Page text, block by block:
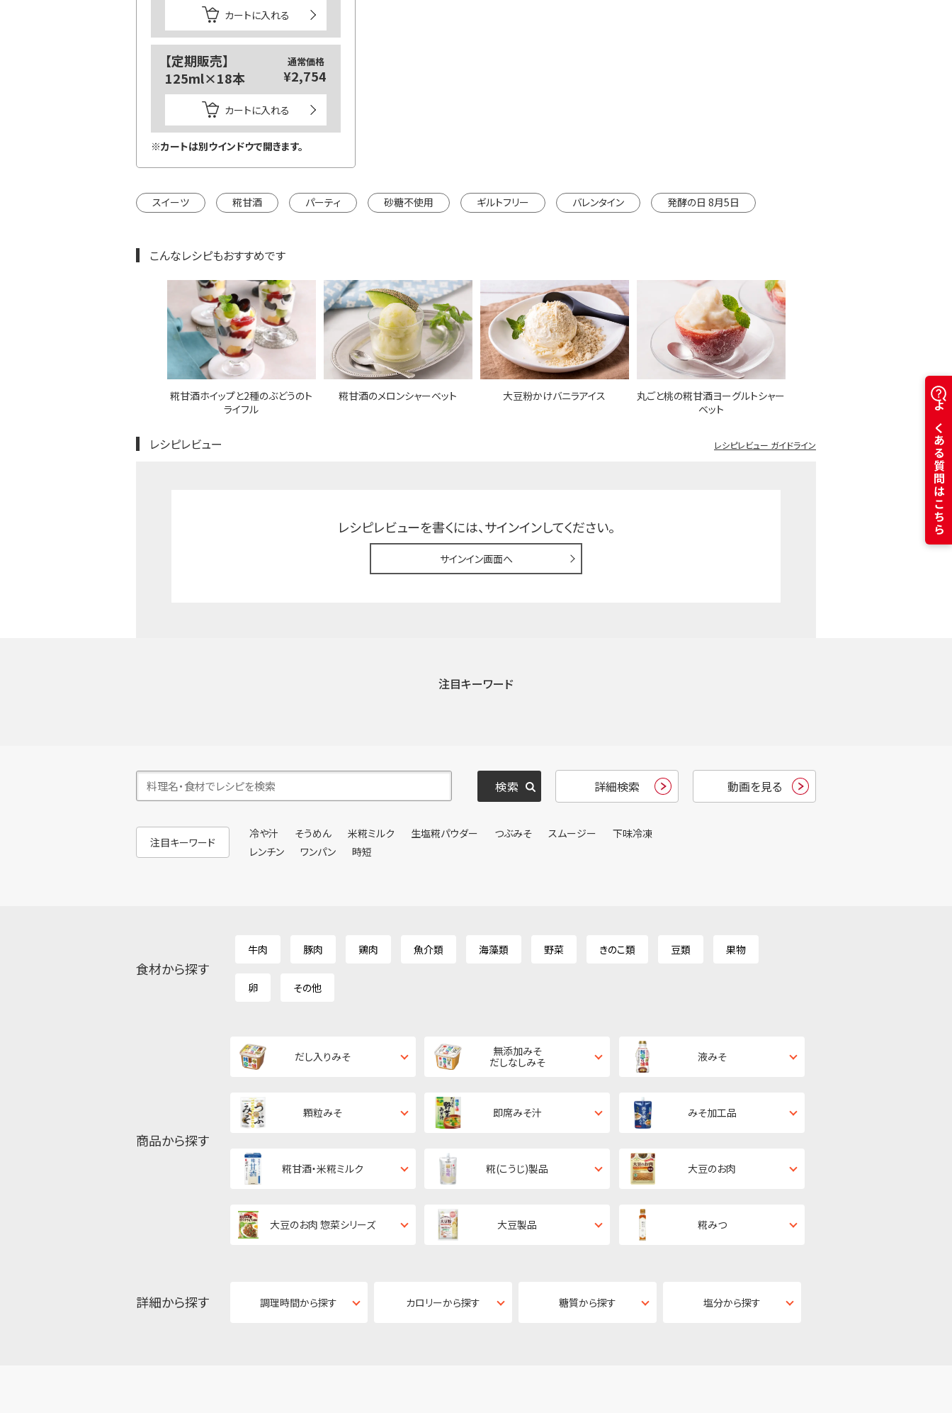
カートに入れる
【定期販売】
125ml×18本
通常価格
¥2,754
カートに入れる
※カートは別ウインドウで開きます。
スイーツ 糀甘酒 パーティ 砂糖不使用 ギルトフリー バレンタイン 発酵の日 8月5日
こんなレシピもおすすめです
糀甘酒ホイップと2種のぶどうのト
ライフル
糀甘酒のメロンシャーベット 大豆粉かけバニラアイス
丸ごと桃の糀甘酒ヨーグルトシャー
ベット
レシピレビュー レシピレビュー ガイドライン
レシピレビューを書くには、サインインしてください。
サインイン画面へ
注目キーワード
詳細検索 動画を見る
注目キーワード
冷や汁 そうめん 米糀ミルク 生塩糀パウダー つぶみそ スムージー
下味冷凍
レンチン
ワンパン 時短
食材から探す
牛肉 豚肉 鶏肉 魚介類 海藻類 野菜 きのこ類 豆類 果物
卵 その他
商品から探す
だし入りみそ
無添加みそ
だしなしみそ
液みそ
顆粒みそ 即席みそ汁 みそ加工品
糀甘酒・米糀ミルク 糀(こうじ)製品 大豆のお肉
大豆のお肉 惣菜シリーズ 大豆製品 糀みつ
詳細から探す 調理時間から探す カロリーから探す 糖質から探す 塩分から探す
よくある質問はこちら